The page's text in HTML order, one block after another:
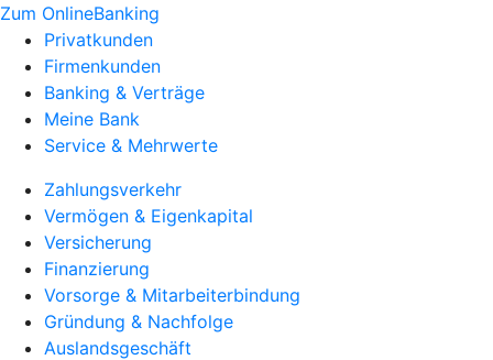
Zum OnlineBanking
Privatkunden
Firmenkunden
Banking & Verträge
Meine Bank
Service & Mehrwerte
Zahlungsverkehr
Vermögen & Eigenkapital
Versicherung
Finanzierung
Vorsorge & Mitarbeiterbindung
Gründung & Nachfolge
Auslandsgeschäft